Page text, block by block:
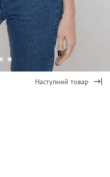
Наступний товар